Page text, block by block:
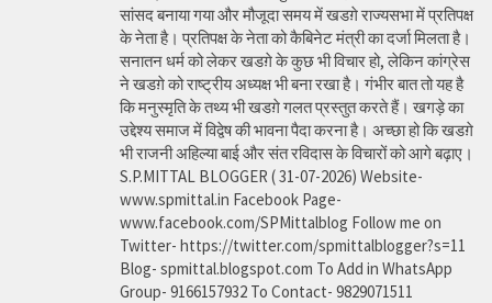
सांसद बनाया गया और मौजूदा समय में खडग़े राज्यसभा में प्रतिपक्ष
के नेता है। प्रतिपक्ष के नेता को कैबिनेट मंत्री का दर्जा मिलता है।
सनातन धर्म को लेकर खडग़े के कुछ भी विचार हो, लेकिन कांग्रेस
ने खडग़े को राष्ट्रीय अध्यक्ष भी बना रखा है। गंभीर बात तो यह है
कि मनुस्मृति के तथ्य भी खडग़े गलत प्रस्तुत करते हैं। खगड़े का
उद्देश्य समाज में विद्वेष की भावना पैदा करना है। अच्छा हो कि खडग़े
भी राजनी अहिल्या बाई और संत रविदास के विचारों को आगे बढ़ाए।
S.P.MITTAL BLOGGER ( 31-07-2026) Website-
www.spmittal.in Facebook Page-
www.facebook.com/SPMittalblog Follow me on
Twitter- https://twitter.com/spmittalblogger?s=11
Blog- spmittal.blogspot.com To Add in WhatsApp
Group- 9166157932 To Contact- 9829071511